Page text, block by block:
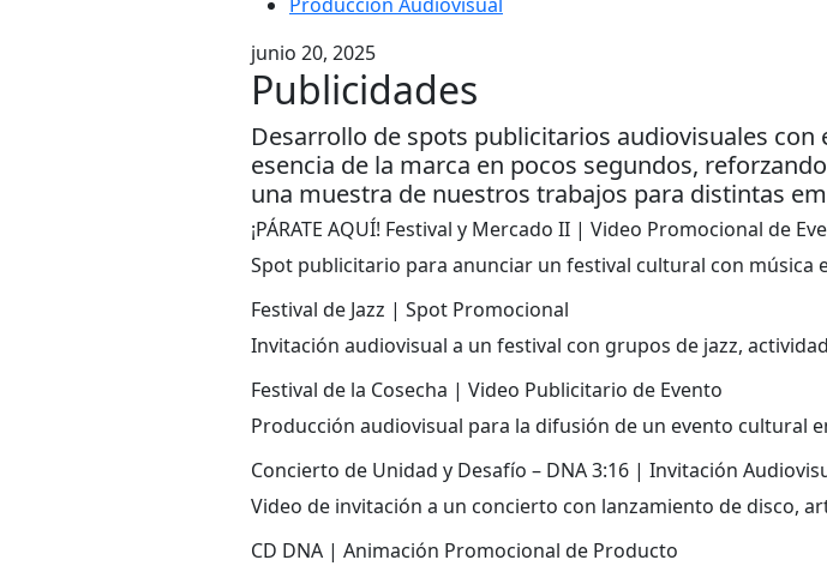
junio 20, 2025
Publicidades
Desarrollo de spots publicitarios audiovisuales
esencia de la marca en pocos segundos,
una muestra de nuestros trabajos para distintas
¡PÁRATE AQUÍ! Festival y Mercado II | Video Promocional de
Spot publicitario para anunciar un festival cultural con música
Festival de Jazz | Spot Promocional
Invitación audiovisual a un festival con grupos de jazz,
Festival de la Cosecha | Video Publicitario de Evento
Producción audiovisual para la difusión de un evento cultural
Concierto de Unidad y Desafío – DNA 3:16 | Invitación
Video de invitación a un concierto con lanzamiento de disco,
CD DNA | Animación Promocional de Producto